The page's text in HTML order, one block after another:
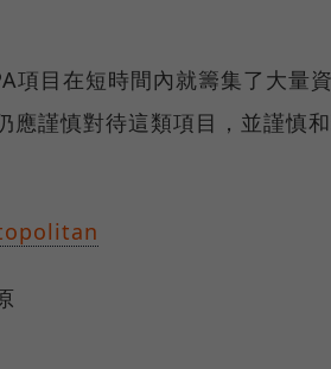
項目在短時間內就籌集了大量
應謹慎對待這類項目，並謹慎